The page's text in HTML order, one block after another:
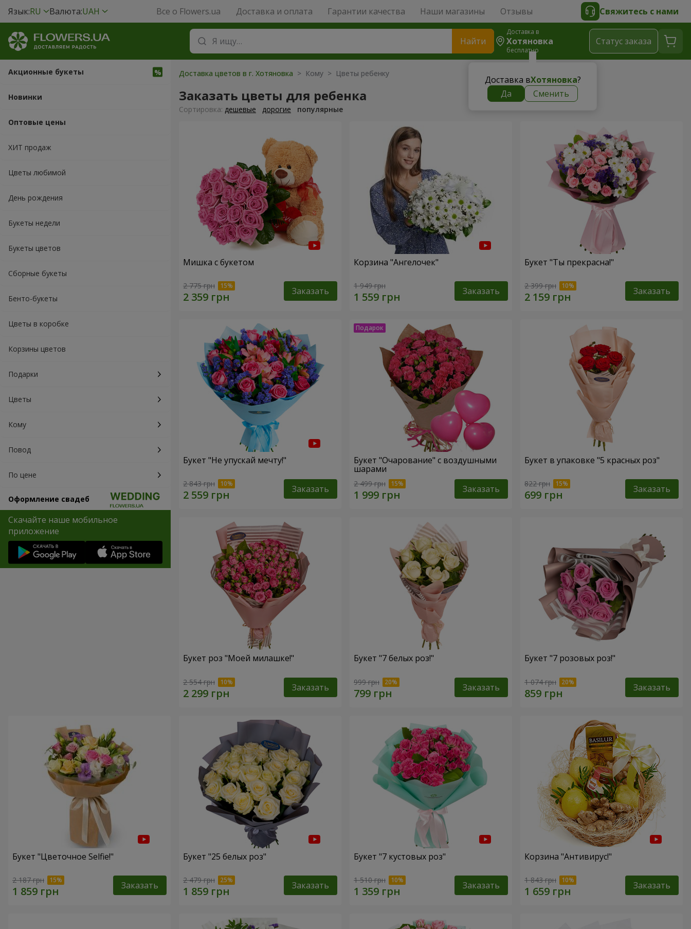
Язык:RU Валюта:UAH Все о Flowers.ua Доставка и оплата Гарантии качества Наши магазины Отзывы Свяжитесь с нами
Найти
Доставка в
Хотяновка
бесплатно
Доставка вХотяновка?
Да
Сменить
Cтатус заказа
Акционные букеты
Новинки
Оптовые цены
ХИТ продаж
Цветы любимой
День рождения
Букеты недели
Букеты цветов
Сборные букеты
Бенто-букеты
Цветы в коробке
Корзины цветов
Подарки
Цветы
Кому
Повод
По цене
Оформление свадеб
Скачайте наше мобильное
приложение
Доставка цветов в г. Хотяновка > Кому > Цветы ребенку
Заказать цветы для ребенка
Cортировка: дешевые дорогие популярные
Мишка с букетом
2 775 грн Заказать
Корзина "Ангелочек"
1 949 грн Заказать
Букет "Ты прекрасна!"
2 399 грн Заказать
Букет "Не упускай мечту!"
2 843 грн Заказать
Букет "Очарование" с воздушными
шарами
2 499 грн Заказать
Букет в упаковке "5 красных роз"
822 грн Заказать
Букет роз "Моей милашке!"
2 554 грн Заказать
Букет "7 белых роз!"
999 грн Заказать
Букет "7 розовых роз!"
1 074 грн Заказать
Букет "Цветочное Selfie!"
2 187 грн Заказать
Букет "25 белых роз"
2 479 грн Заказать
Букет "7 кустовых роз"
1 510 грн Заказать
Корзина "Антивирус!"
1 843 грн Заказать